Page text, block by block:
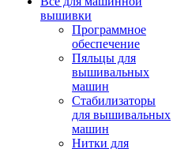
вышивки
Программное
обеспечение
Пяльцы для
вышивальных
машин
Стабилизаторы
для вышивальных
машин
Нитки для